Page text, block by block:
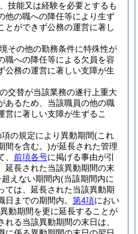
技能又は経験を必要とするも
他の職への降任等により生ず
とができず公務の運営に著し
その他の勤務条件に特殊性が
職への降任等による欠員を容
公務の運営に著しい支障が生
交替が当該業務の遂行上重大
あるため、当該職員の他の職
営に著しい支障が生ずるこ
項の規定により異動期間(これ
間を含む。)が延長された管理
前項各号に掲げる事由が引
延長された当該異動期間の末
えない期間内(当該期間内に
ては、延長された当該異動期
までの期間内。 第4項におい
動期間を更に延長することが
れる当該異動期間の末日は、